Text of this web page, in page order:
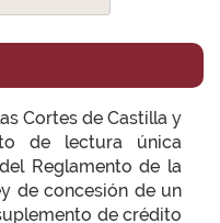
Cortes de Castilla y
de lectura única
Reglamento de la
de concesión de un
de crédito